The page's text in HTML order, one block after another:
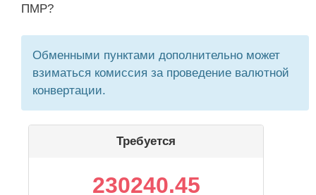
ПМР?
Обменными пунктами дополнительно может
взиматься комиссия за проведение валютной
конвертации.
Требуется
230240.45